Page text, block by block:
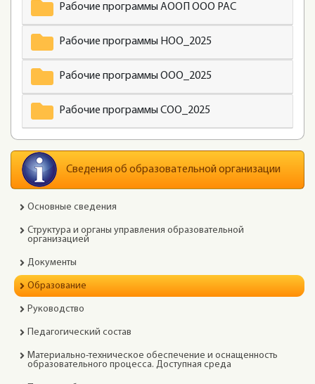
Рабочие программы АООП ООО РАС
Рабочие программы НОО_2025
Рабочие программы ООО_2025
Рабочие программы СОО_2025
Сведения об образовательной организации
Основные сведения
Структура и органы управления образовательной
организацией
Документы
Образование
Руководство
Педагогический состав
Материально-техническое обеспечение и оснащенность
образовательного процесса. Доступная среда